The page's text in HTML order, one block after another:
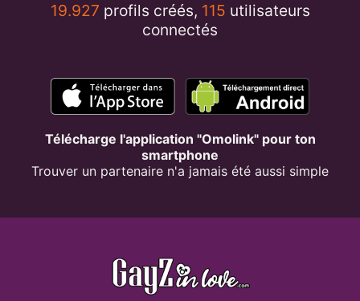
19.927 profils créés, 115 utilisateurs
connectés
Télécharge l'application "Omolink" pour ton
smartphone
Trouver un partenaire n'a jamais été aussi simple